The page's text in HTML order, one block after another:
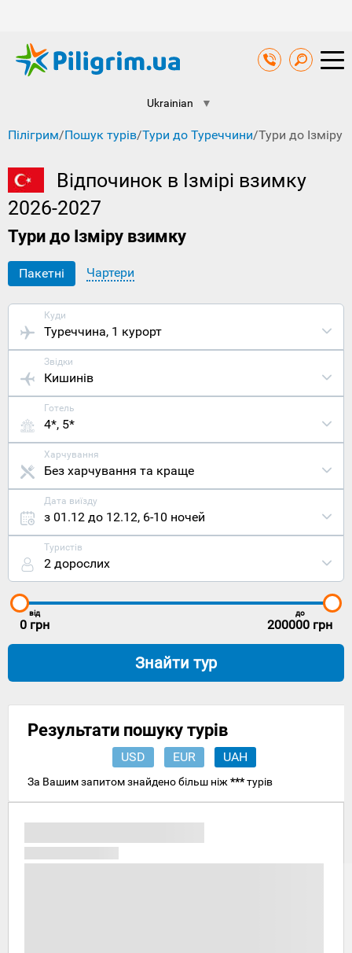
Ukrainian ▼
Пілігрим/Пошук турів/Тури до Туреччини/Тури до Ізміру
Відпочинок в Ізмірі взимку
2026-2027
Тури до Ізміру взимку
Пакетні Чартери
Куди
Туреччина, 1 курорт
Звідки
Кишинів
Готель
4*, 5*
Харчування
Без харчування та краще
Дата виїзду
з 01.12 до 12.12, 6-10 ночей
Туристів
2 дорослих
від
0 грн
до
200000 грн
Знайти тур
Результати пошуку турів
USD EUR UAH
За Вашим запитом знайдено більш ніж ***турів